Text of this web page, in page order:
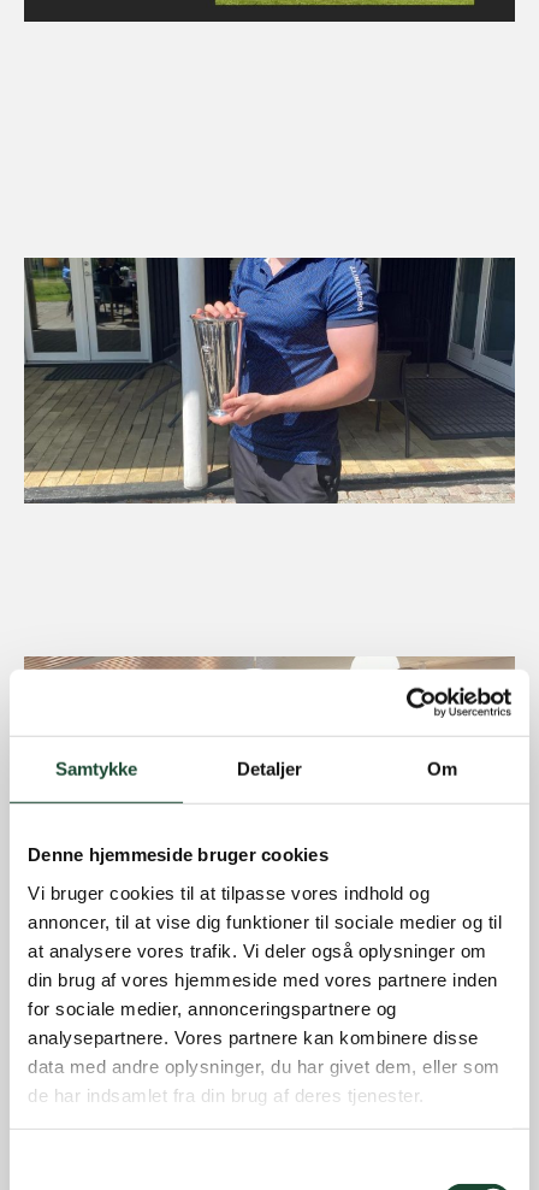
Samtykke Detaljer Om
Denne hjemmeside bruger cookies
Vi bruger cookies til at tilpasse vores indhold og
annoncer, til at vise dig funktioner til sociale medier og til
at analysere vores trafik. Vi deler også oplysninger om
din brug af vores hjemmeside med vores partnere inden
for sociale medier, annonceringspartnere og
analysepartnere. Vores partnere kan kombinere disse
data med andre oplysninger, du har givet dem, eller som
de har indsamlet fra din brug af deres tjenester.